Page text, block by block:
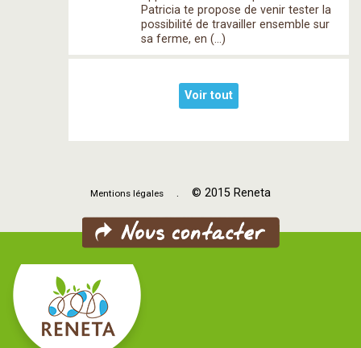
Patricia te propose de venir tester la
possibilité de travailler ensemble sur
sa ferme, en (…)
Voir tout
Mentions légales . © 2015 Reneta